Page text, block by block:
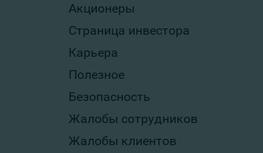
Акционеры
Страница инвестора
Карьера
Полезное
Безопасность
Жалобы сотрудников
Жалобы клиентов